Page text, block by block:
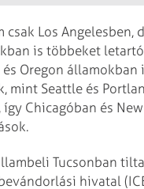
csak Los Angelesben,
is többeket
Oregon államokban
mint Seattle és
Chicagóban és
Tucsonban
hivatal